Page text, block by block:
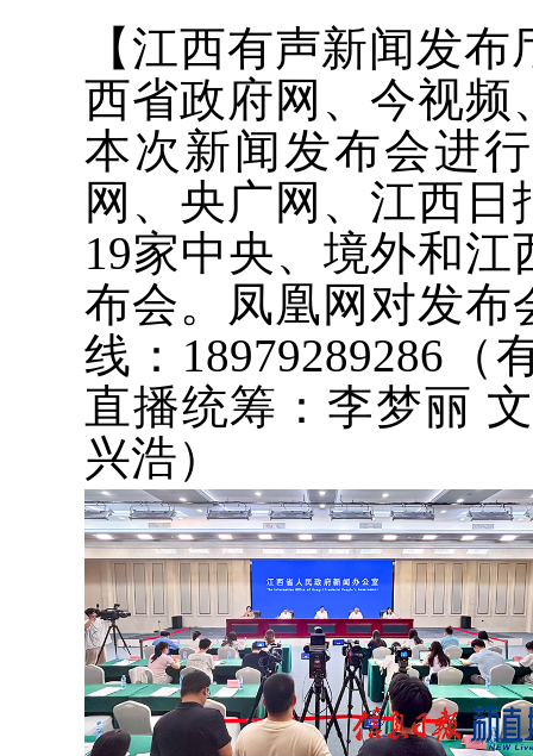
【江西有声新闻发
西省政府网、今视频
本次新闻发布会进
网、央广网、江西
19家中央、境外和
布会。凤凰网对发布
线：18979289286
直播统筹：李梦丽
兴浩）